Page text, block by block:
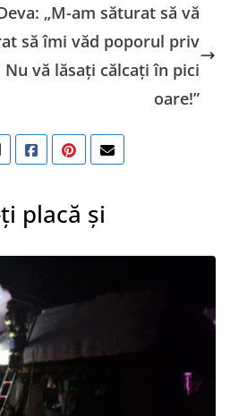
„M-am săturat să vă
să îmi văd poporul priv
vă lăsaţi călcaţi în pici
oare!”
placă și